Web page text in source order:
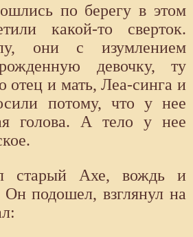
по берегу в этом
какой-то сверток.
они с изумлением
девочку, ту
отец и мать, Леа-синга и
потому, что у нее
голова. А тело у нее
старый Ахе, вождь и
Он подошел, взглянул на